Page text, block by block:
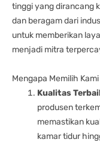
tinggi yang dirancang
dan beragam dari
untuk memberikan
menjadi mitra
Mengapa Memilih
Kualitas
produsen
memastikan
kamar tidur